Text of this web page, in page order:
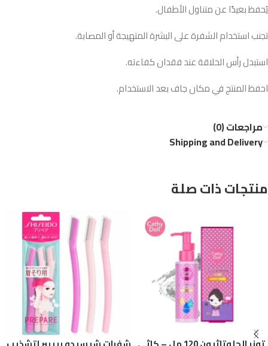
يُحفظ بعيدًا عن متناول الأطفال.
تجنب استخدام الشفرة على البشرة المتهيجة أو المصابة.
استبدل رأس الحلاقة عند فقدان كفاءته.
احفظ المنتج في مكان جاف بعد الاستخدام.
مراجعات (0)
Shipping and Delivery
منتجات ذات صلة